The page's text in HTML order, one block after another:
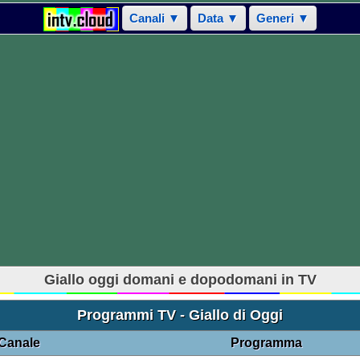
Canali ▼ Data ▼ Generi ▼
Giallo oggi domani e dopodomani in TV
Programmi TV - Giallo di Oggi
Programma